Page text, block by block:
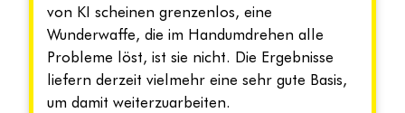
von KI scheinen grenzenlos, eine
Wunderwaffe, die im Handumdrehen alle
Probleme löst, ist sie nicht. Die Ergebnisse
liefern derzeit vielmehr eine sehr gute Basis,
um damit weiterzuarbeiten.